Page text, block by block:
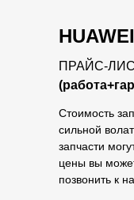
ПРАЙС-
Стоимость
сильной
запчасти
цены вы
позвонить к